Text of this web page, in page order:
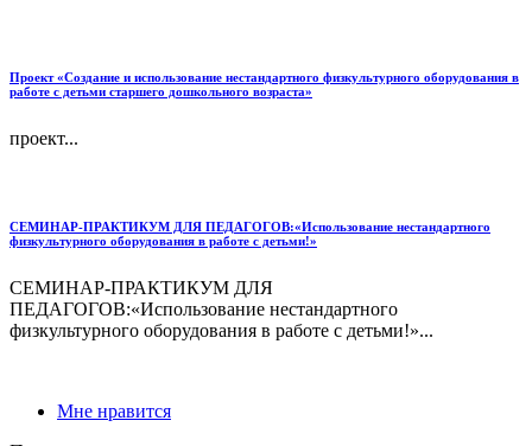
Проект «Создание и использование нестандартного физкультурного оборудования в
работе с детьми старшего дошкольного возраста»
проект...
СЕМИНАР-ПРАКТИКУМ ДЛЯ ПЕДАГОГОВ:«Использование нестандартного
физкультурного оборудования в работе с детьми!»
СЕМИНАР-ПРАКТИКУМ ДЛЯ
ПЕДАГОГОВ:«Использование нестандартного
физкультурного оборудования в работе с детьми!»...
Мне нравится